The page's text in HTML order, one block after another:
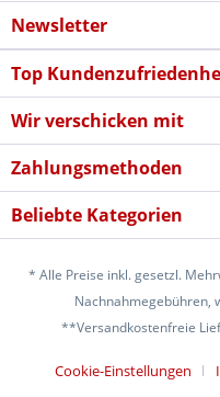
Newsletter
Top
Wir verschicken mit
Zahlungsmethoden
Beliebte Kategorien
* Alle Preise inkl. gesetzl.
Nachnahmegebühren,
**Versandkostenfreie
Cookie-Einstellungen